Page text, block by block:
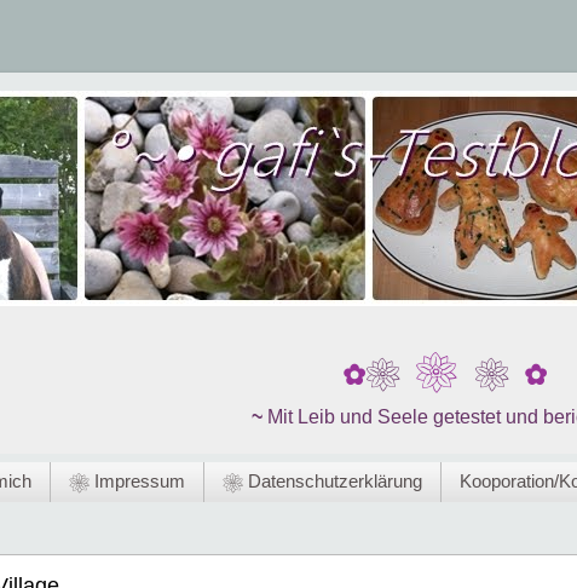
✿❀ ❀ ❀ ✿
~ Mit Leib und Seele getestet und
❀ Impressum ❀ Datenschutzerklärung Kooporation/